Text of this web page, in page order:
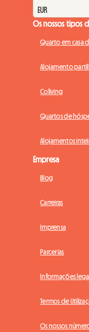
Os nossos tipos
Quarto em casa
Alojamento
Coliving
Quartos de
Alojamentos
Empresa
Blog
Carreiras
Imprensa
Parcerias
Informações
Termos de
Os nossos